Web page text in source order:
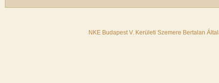
NKE Budapest V. Kerületi Szemere Bertalan